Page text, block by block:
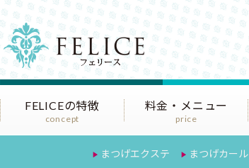
恵比寿のまつ
FELICEの特徴
concept
料金・メニュー
price
まつげエクステ まつげカール